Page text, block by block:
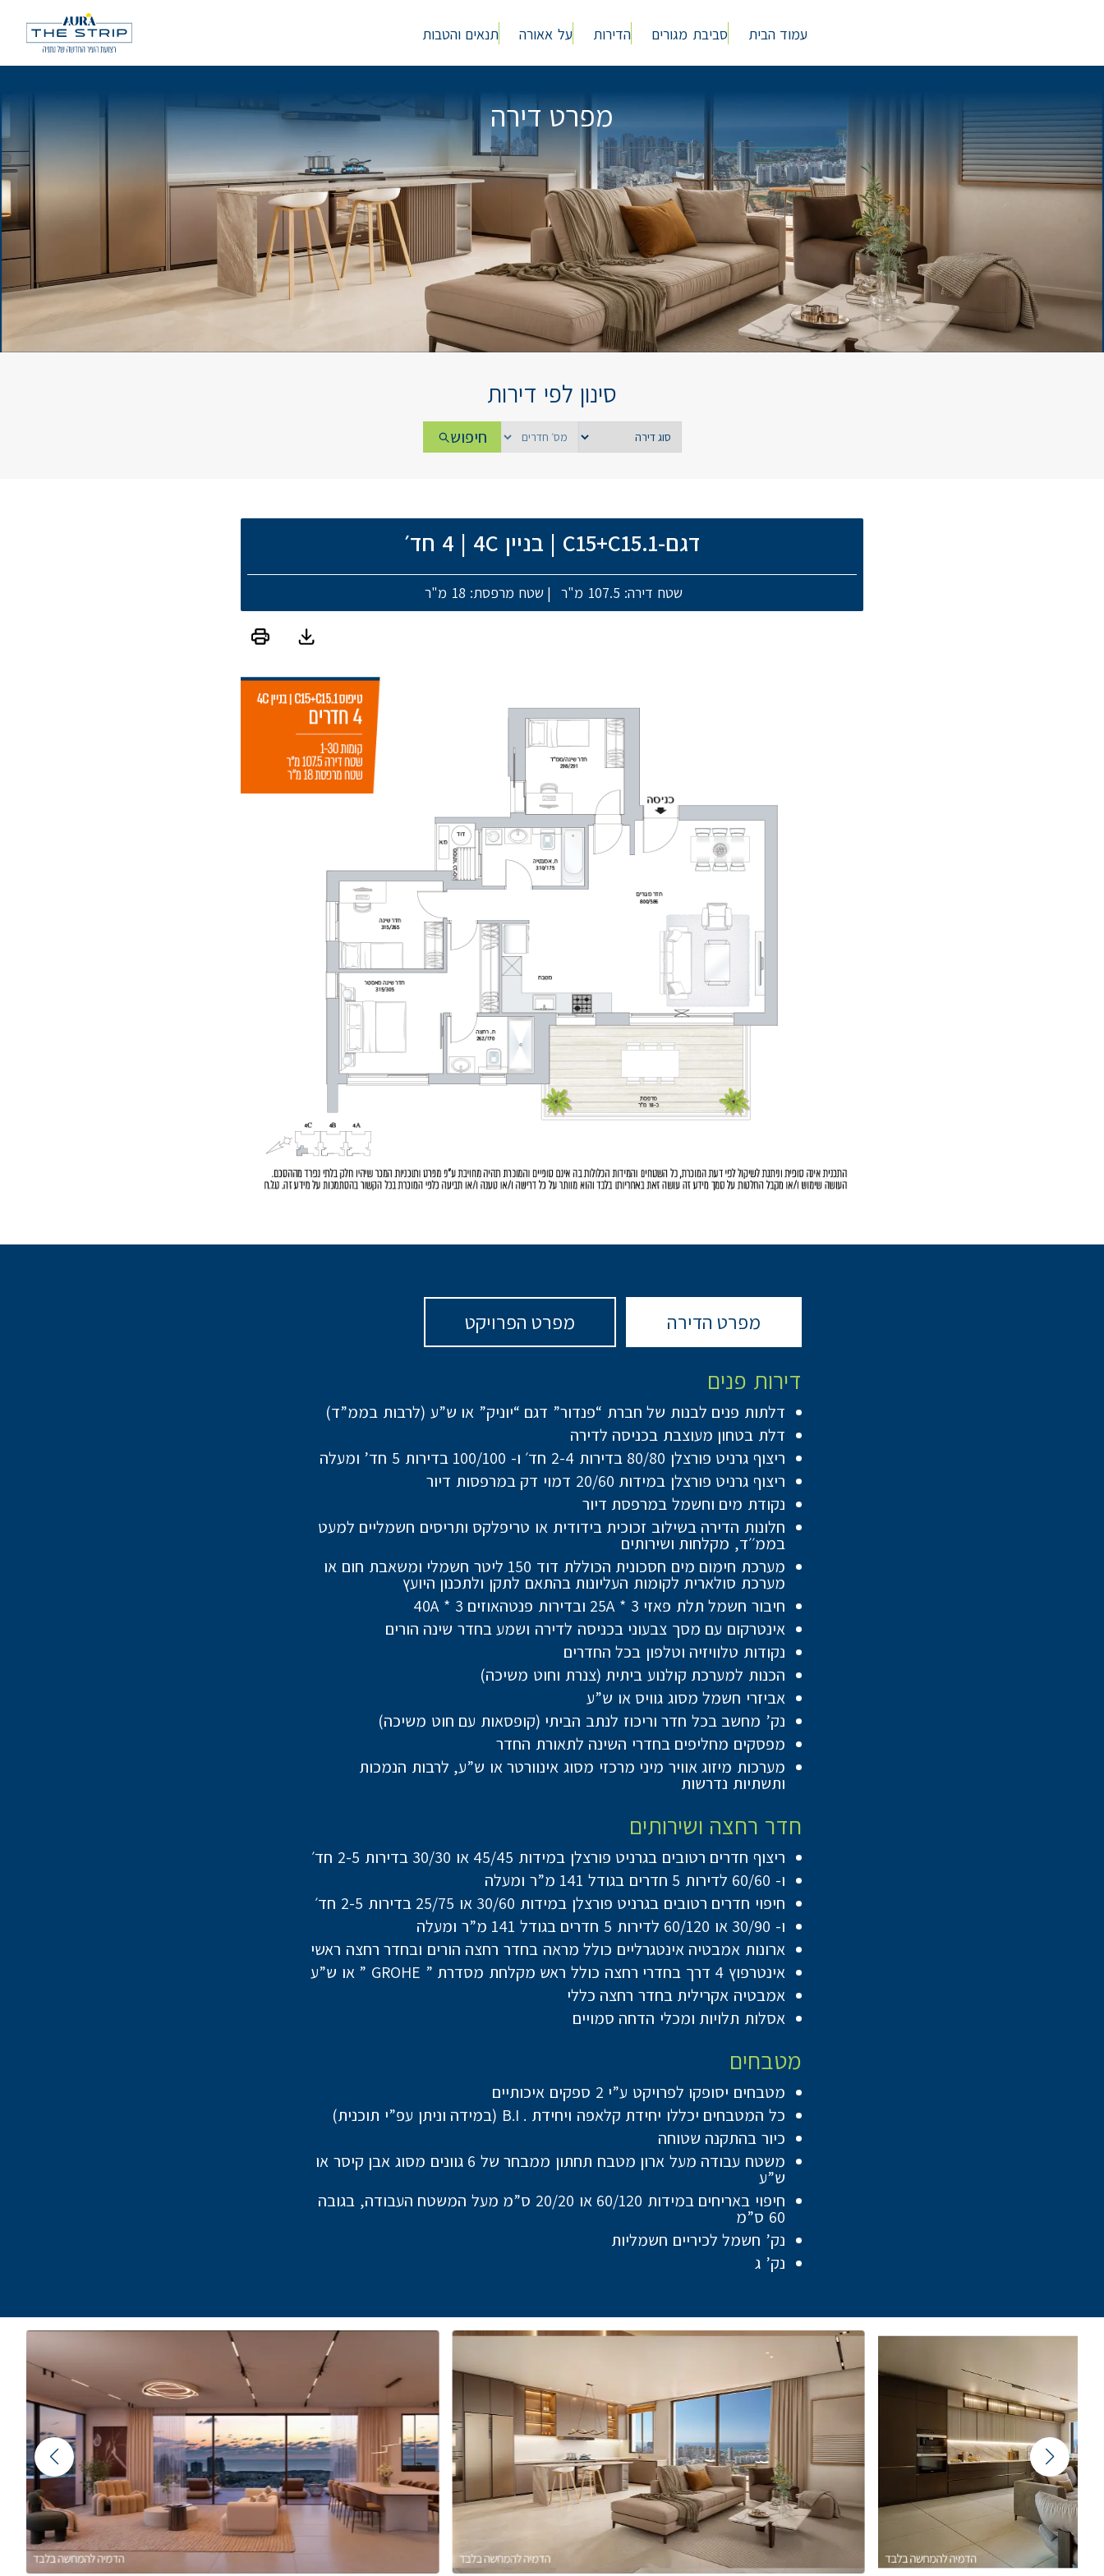
עמוד הבית סביבת מגורים הדירות על אאורה תנאים והטבות
מפרט דירה
סינון לפי דירות
חיפוש
דגם-C15+C15.1 | בניין 4C | 4 חד׳
שטח דירה: 107.5 מ"ר | שטח מרפסת: 18 מ"ר
מפרט הדירה מפרט הפרויקט
דירות פנים
דלתות פנים לבנות של חברת “פנדור” דגם “יוניק” או ש”ע (לרבות בממ”ד)
דלת בטחון מעוצבת בכניסה לדירה
ריצוף גרניט פורצלן 80/80 בדירות 2-4 חד׳ ו- 100/100 בדירות 5 חד’ ומעלה
ריצוף גרניט פורצלן במידות 20/60 דמוי דק במרפסות דיור
נקודת מים וחשמל במרפסת דיור
חלונות הדירה בשילוב זכוכית בידודית או טריפלקס ותריסים חשמליים למעט
בממ׳׳ד, מקלחות ושירותים
מערכת חימום מים חסכונית הכוללת דוד 150 ליטר חשמלי ומשאבת חום או
מערכת סולארית לקומות העליונות בהתאם לתקן ולתכנון היועץ
חיבור חשמל תלת פאזי 25A * 3 ובדירות פנטהאוזים 40A * 3
אינטרקום עם מסך צבעוני בכניסה לדירה ושמע בחדר שינה הורים
נקודות טלוויזיה וטלפון בכל החדרים
הכנות למערכת קולנוע ביתית (צנרת וחוט משיכה)
אביזרי חשמל מסוג גוויס או ש”ע
נק’ מחשב בכל חדר וריכוז לנתב הביתי (קופסאות עם חוט משיכה)
מפסקים מחליפים בחדרי השינה לתאורת החדר
מערכות מיזוג אוויר מיני מרכזי מסוג אינוורטר או ש”ע, לרבות הנמכות
ותשתיות נדרשות
חדר רחצה ושירותים
ריצוף חדרים רטובים בגרניט פורצלן במידות 45/45 או 30/30 בדירות 2-5 חד׳
ו- 60/60 לדירות 5 חדרים בגודל 141 מ”ר ומעלה
חיפוי חדרים רטובים בגרניט פורצלן במידות 30/60 או 25/75 בדירות 2-5 חד׳
ו- 30/90 או 60/120 לדירות 5 חדרים בגודל 141 מ”ר ומעלה
ארונות אמבטיה אינטגרליים כולל מראה בחדר רחצה הורים ובחדר רחצה ראשי
אינטרפוץ 4 דרך בחדרי רחצה כולל ראש מקלחת מסדרת ” GROHE ” או ש”ע
אמבטיה אקרילית בחדר רחצה כללי
אסלות תלויות ומכלי הדחה סמויים
מטבחים
מטבחים יסופקו לפרויקט ע”י 2 ספקים איכותיים
כל המטבחים יכללו יחידת קלאפה ויחידת . B.I (במידה וניתן עפ”י תוכנית)
כיור בהתקנה שטוחה
משטח עבודה מעל ארון מטבח תחתון ממבחר של 6 גוונים מסוג אבן קיסר או
ש”ע
חיפוי באריחים במידות 60/120 או 20/20 ס”מ מעל המשטח העבודה, בגובה
60 ס”מ
נק’ חשמל לכיריים חשמליות
נק’ ג
Featured Content Slider